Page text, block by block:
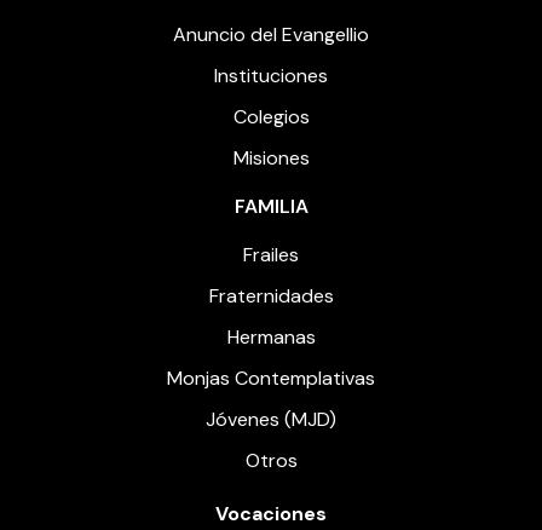
Anuncio del Evangellio
Instituciones
Colegios
Misiones
FAMILIA
Frailes
Fraternidades
Hermanas
Monjas Contemplativas
Jóvenes (MJD)
Otros
Vocaciones